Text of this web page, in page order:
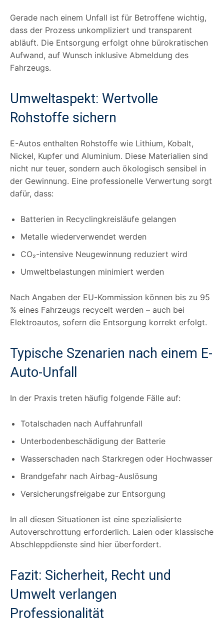
Gerade nach einem Unfall ist für Betroffene wichtig,
dass der Prozess unkompliziert und transparent
abläuft. Die Entsorgung erfolgt ohne bürokratischen
Aufwand, auf Wunsch inklusive Abmeldung des
Fahrzeugs.
Umweltaspekt: Wertvolle
Rohstoffe sichern
E-Autos enthalten Rohstoffe wie Lithium, Kobalt,
Nickel, Kupfer und Aluminium. Diese Materialien sind
nicht nur teuer, sondern auch ökologisch sensibel in
der Gewinnung. Eine professionelle Verwertung sorgt
dafür, dass:
Batterien in Recyclingkreisläufe gelangen
Metalle wiederverwendet werden
CO₂-intensive Neugewinnung reduziert wird
Umweltbelastungen minimiert werden
Nach Angaben der EU-Kommission können bis zu 95
% eines Fahrzeugs recycelt werden – auch bei
Elektroautos, sofern die Entsorgung korrekt erfolgt.
Typische Szenarien nach einem E-
Auto-Unfall
In der Praxis treten häufig folgende Fälle auf:
Totalschaden nach Auffahrunfall
Unterbodenbeschädigung der Batterie
Wasserschaden nach Starkregen oder Hochwasser
Brandgefahr nach Airbag-Auslösung
Versicherungsfreigabe zur Entsorgung
In all diesen Situationen ist eine spezialisierte
Autoverschrottung erforderlich. Laien oder klassische
Abschleppdienste sind hier überfordert.
Fazit: Sicherheit, Recht und
Umwelt verlangen
Professionalität